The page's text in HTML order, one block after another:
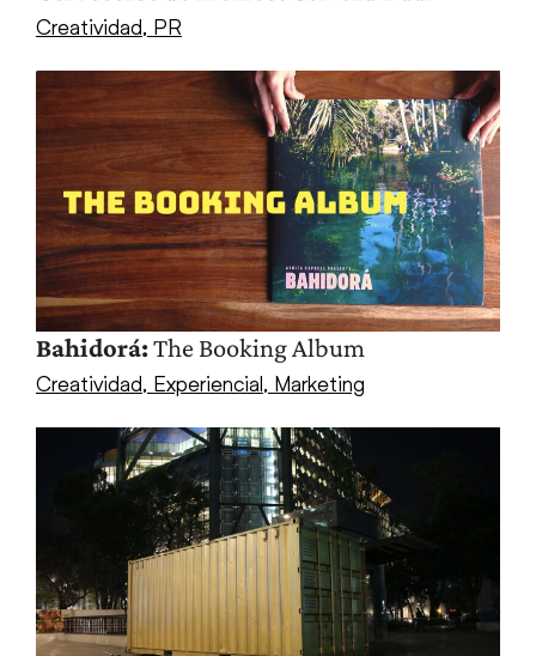
Creatividad, PR
Bahidorá:The Booking Album
Creatividad, Experiencial, Marketing